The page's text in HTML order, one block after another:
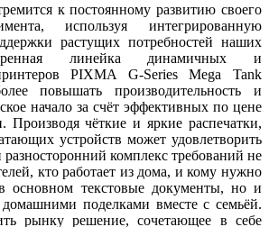
к постоянному развитию своего
используя интегрированную
растущих потребностей наших
линейка динамичных и
PIXMA G-Series Mega Tank
повышать производительность и
начало за счёт эффективных по цене
Производя чёткие и яркие распечатки,
устройств может удовлетворить
комплекс требований не
кто работает из дома, и кому нужно
основном текстовые документы, но и
домашними поделками вместе с семьёй.
рынку решение, сочетающее в себе